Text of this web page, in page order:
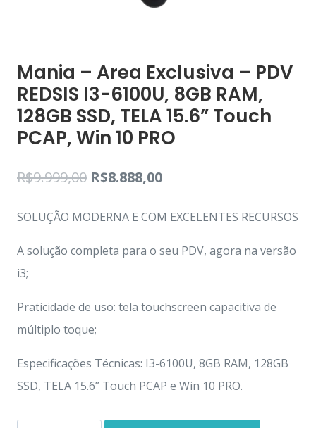
Mania – Area Exclusiva – PDV
REDSIS I3-6100U, 8GB RAM,
128GB SSD, TELA 15.6” Touch
PCAP, Win 10 PRO
R$9.999,00 R$8.888,00
SOLUÇÃO MODERNA E COM EXCELENTES RECURSOS
A solução completa para o seu PDV, agora na versão
i3;
Praticidade de uso: tela touchscreen capacitiva de
múltiplo toque;
Especificações Técnicas: I3-6100U, 8GB RAM, 128GB
SSD, TELA 15.6” Touch PCAP e Win 10 PRO.